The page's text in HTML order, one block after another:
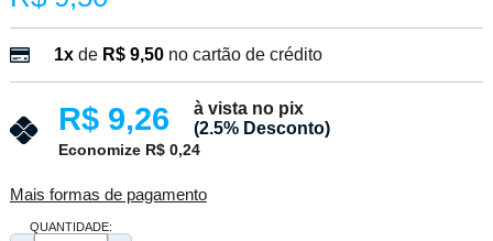
1xde R$ 9,50 no cartão de crédito
R$ 9,26
à vista no pix
(2.5% Desconto)
Economize R$ 0,24
Mais formas de pagamento
QUANTIDADE: